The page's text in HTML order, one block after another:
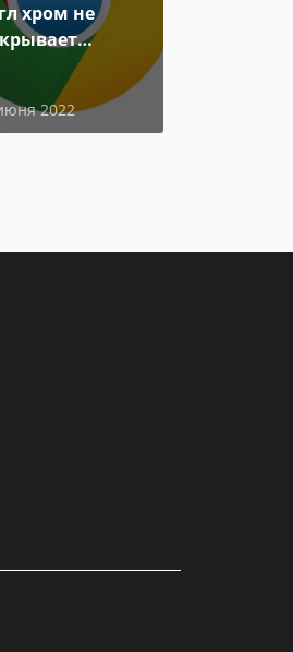
хром не
2022